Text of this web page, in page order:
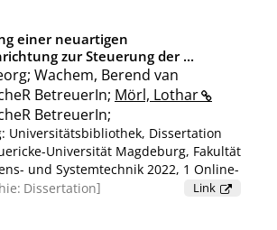
einer neuartigen
zur Steuerung der ...
Wachem, Berend van
BetreuerIn; Mörl, Lothar
BetreuerIn;
Universitätsbibliothek, Dissertation
Universität Magdeburg, Fakultät
und Systemtechnik 2022, 1 Online-
Seiten, 13,74 MB) ;
Seite 125-130]
Dissertation Link